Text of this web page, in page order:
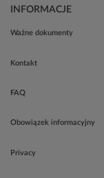
INFORMACJE
Ważne dokumenty
Kontakt
FAQ
Obowiązek informacyjny
Privacy